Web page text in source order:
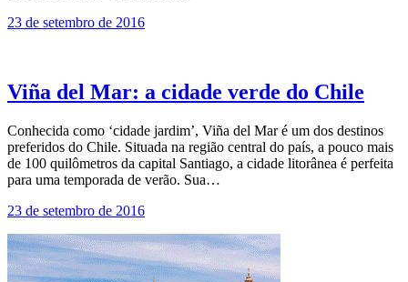
23 de setembro de 2016
Viña del Mar: a cidade verde do Chile
Conhecida como ‘cidade jardim’, Viña del Mar é um dos destinos
preferidos do Chile. Situada na região central do país, a pouco mais
de 100 quilômetros da capital Santiago, a cidade litorânea é perfeita
para uma temporada de verão. Sua…
23 de setembro de 2016